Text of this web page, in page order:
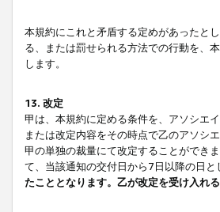
本規約にこれと矛盾する定めがあったと
る、または罰せられる方法での行動を、
します。
13. 改定
甲は、本規約に定める条件を、アソシエ
または改定内容をその時点で乙のアソシ
甲の単独の裁量にて改定することができ
て、当該通知の交付日から7日以降の日と
たこととなります。乙が改定を受け入れ